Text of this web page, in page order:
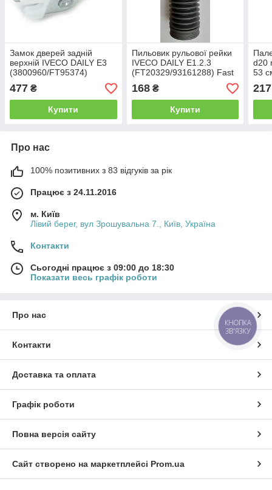
Замок дверей задній
верхній IVECO DAILY E3
(3800960/FT95374)
477 ₴
Купити
Пильовик рульової рейки
IVECO DAILY E1.2.3
(FT20329/93161288) Fast
168₴
Купити
d20
53
Fast
217
Про нас
100% позитивних з 83 відгуків за рік
Працює з 24.11.2016
м. Київ
Лівий берег, вул Зрошувальна 7., Київ, Україна
Контакти
Сьогодні працює з 09:00 до 18:30
Показати весь графік роботи
Про нас
Контакти
Доставка та оплата
Графік роботи
Повна версія сайту
Сайт створено на маркетплейсі Prom.ua
КНОПКА
ЗВ'ЯЗКУ